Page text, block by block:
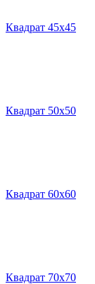
Квадрат 45х45
Квадрат 50х50
Квадрат 60х60
Квадрат 70х70